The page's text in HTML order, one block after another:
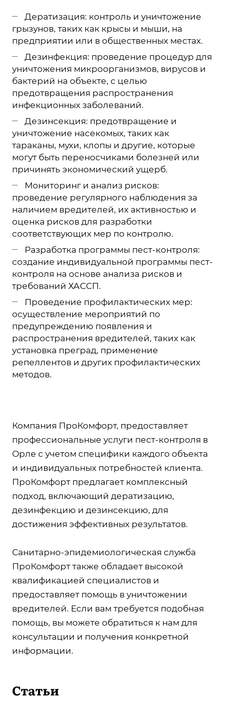
Дератизация: контроль и уничтожение
грызунов, таких как крысы и мыши, на
предприятии или в общественных местах.
Дезинфекция: проведение процедур для
уничтожения микроорганизмов, вирусов и
бактерий на объекте, с целью
предотвращения распространения
инфекционных заболеваний.
Дезинсекция: предотвращение и
уничтожение насекомых, таких как
тараканы, мухи, клопы и другие, которые
могут быть переносчиками болезней или
причинять экономический ущерб.
Мониторинг и анализ рисков:
проведение регулярного наблюдения за
наличием вредителей, их активностью и
оценка рисков для разработки
соответствующих мер по контролю.
Разработка программы пест-контроля:
создание индивидуальной программы пест-
контроля на основе анализа рисков и
требований ХАССП.
Проведение профилактических мер:
осуществление мероприятий по
предупреждению появления и
распространения вредителей, таких как
установка преград, применение
репеллентов и других профилактических
методов.
Компания ПроКомфорт, предоставляет
профессиональные услуги пест-контроля в
Орле с учетом специфики каждого объекта
и индивидуальных потребностей клиента.
ПроКомфорт предлагает комплексный
подход, включающий дератизацию,
дезинфекцию и дезинсекцию, для
достижения эффективных результатов.
Санитарно-эпидемиологическая служба
ПроКомфорт также обладает высокой
квалификацией специалистов и
предоставляет помощь в уничтожении
вредителей. Если вам требуется подобная
помощь, вы можете обратиться к нам для
консультации и получения конкретной
информации.
Статьи